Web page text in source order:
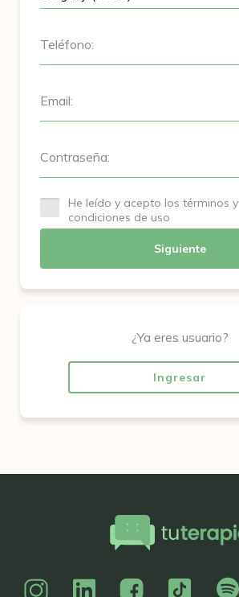
Teléfono:
Email:
Contraseña:
He leído y acepto los términos y
condiciones de uso
Siguiente
¿Ya eres usuario?
Ingresar